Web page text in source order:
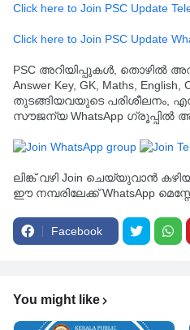
Click here to Join PSC Update
Click here to Join PSC Update
PSC അറിയിപ്പുകൾ, തൊഴിൽ
Answer Key, GK, Maths, English,
തുടങ്ങിയവയുടെ പരിശീലനം,
സൗജന്യ WhatsApp ഗ്രൂപ്പിൽ
ലിങ്ക് വഴി Join ചെയ്യുവാൻ
ഈ നമ്പരിലേക്ക് WhatsApp
Facebook
You might like